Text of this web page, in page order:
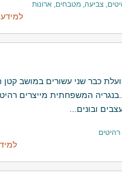
צביעה, מטבחים, ארונות
המשפחתית מייצרים
ובונים...